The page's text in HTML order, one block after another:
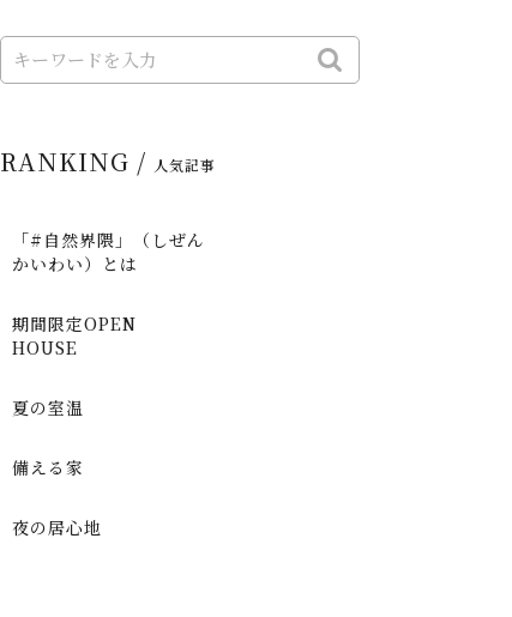
RANKING / 人気記事
「#自然界隈」（しぜん
かいわい）とは
期間限定OPEN
HOUSE
夏の室温
備える家
夜の居心地